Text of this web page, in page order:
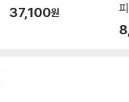
37,100원